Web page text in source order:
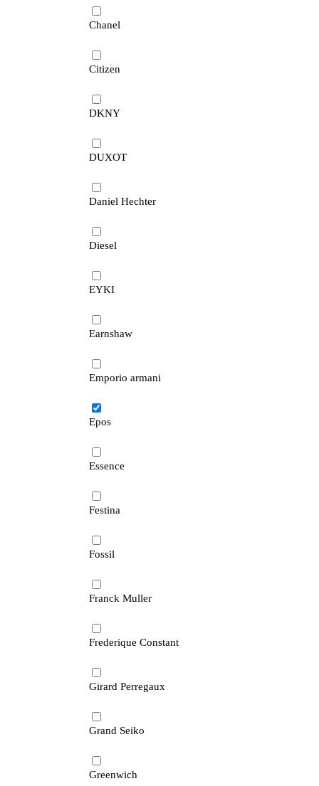
Chanel
Citizen
DKNY
DUXOT
Daniel Hechter
Diesel
EYKI
Earnshaw
Emporio armani
Epos
Essence
Festina
Fossil
Franck Muller
Frederique Constant
Girard Perregaux
Grand Seiko
Greenwich